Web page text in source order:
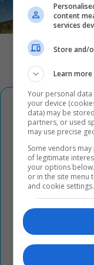
νέας,
MEGA
content
services
Store and/
Learn more
Your personal
your device
data) may be
partners, or used
may use precise
Some vendors
of legitimate
your options
or in the site menu
and cookie settings.